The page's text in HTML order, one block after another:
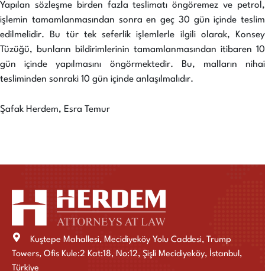
Yapılan sözleşme birden fazla teslimatı öngöremez ve petrol,
işlemin tamamlanmasından sonra en geç 30 gün içinde teslim
edilmelidir. Bu tür tek seferlik işlemlerle ilgili olarak, Konsey
Tüzüğü, bunların bildirimlerinin tamamlanmasından itibaren 10
gün içinde yapılmasını öngörmektedir. Bu, malların nihai
tesliminden sonraki 10 gün içinde anlaşılmalıdır.
Şafak Herdem, Esra Temur
Kuştepe Mahallesi, Mecidiyeköy Yolu Caddesi, Trump
Towers, Ofis Kule:2 Kat:18, No:12, Şişli Mecidiyeköy, İstanbul,
Türkiye